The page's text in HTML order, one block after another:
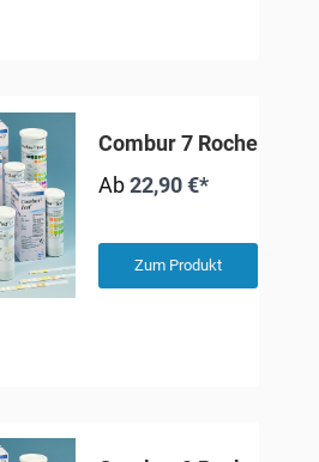
Combur 7 Roche
Ab22,90 €*
Zum Produkt